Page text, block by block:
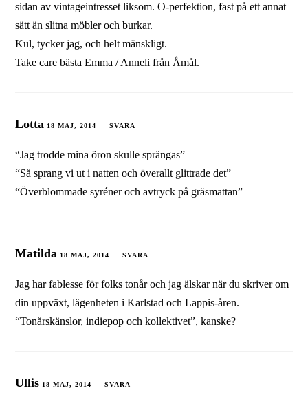
sidan av vintageintresset liksom. O-perfektion, fast på ett annat
sätt än slitna möbler och burkar.
Kul, tycker jag, och helt mänskligt.
Take care bästa Emma / Anneli från Åmål.
Lotta 18 MAJ, 2014 SVARA
“Jag trodde mina öron skulle sprängas”
“Så sprang vi ut i natten och överallt glittrade det”
“Överblommade syréner och avtryck på gräsmattan”
Matilda 18 MAJ, 2014 SVARA
Jag har fablesse för folks tonår och jag älskar när du skriver om
din uppväxt, lägenheten i Karlstad och Lappis-åren.
“Tonårskänslor, indiepop och kollektivet”, kanske?
Ullis 18 MAJ, 2014 SVARA